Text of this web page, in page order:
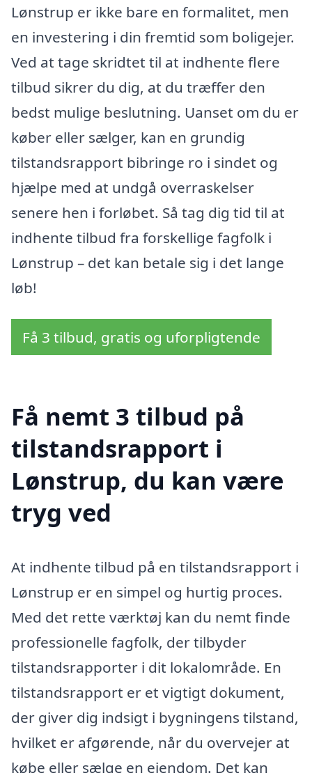
Lønstrup er ikke bare en formalitet, men
en investering i din fremtid som boligejer.
Ved at tage skridtet til at indhente flere
tilbud sikrer du dig, at du træffer den
bedst mulige beslutning. Uanset om du er
køber eller sælger, kan en grundig
tilstandsrapport bibringe ro i sindet og
hjælpe med at undgå overraskelser
senere hen i forløbet. Så tag dig tid til at
indhente tilbud fra forskellige fagfolk i
Lønstrup – det kan betale sig i det lange
løb!
Få 3 tilbud, gratis og uforpligtende
Få nemt 3 tilbud på
tilstandsrapport i
Lønstrup, du kan være
tryg ved
At indhente tilbud på en tilstandsrapport i
Lønstrup er en simpel og hurtig proces.
Med det rette værktøj kan du nemt finde
professionelle fagfolk, der tilbyder
tilstandsrapporter i dit lokalområde. En
tilstandsrapport er et vigtigt dokument,
der giver dig indsigt i bygningens tilstand,
hvilket er afgørende, når du overvejer at
købe eller sælge en ejendom. Det kan